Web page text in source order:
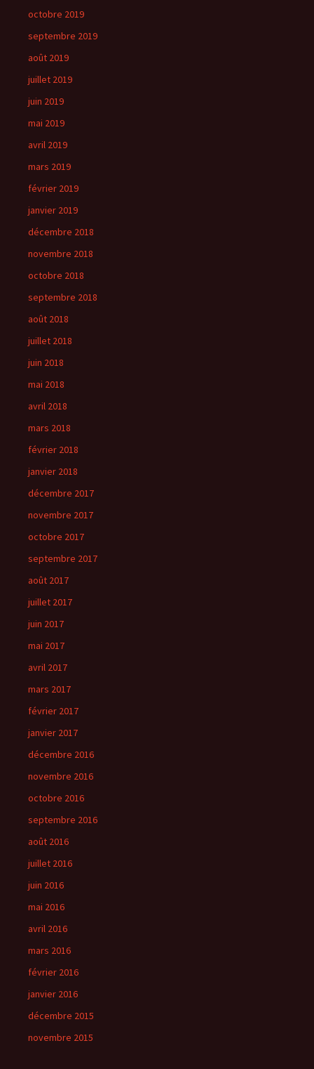
octobre 2019
septembre 2019
août 2019
juillet 2019
juin 2019
mai 2019
avril 2019
mars 2019
février 2019
janvier 2019
décembre 2018
novembre 2018
octobre 2018
septembre 2018
août 2018
juillet 2018
juin 2018
mai 2018
avril 2018
mars 2018
février 2018
janvier 2018
décembre 2017
novembre 2017
octobre 2017
septembre 2017
août 2017
juillet 2017
juin 2017
mai 2017
avril 2017
mars 2017
février 2017
janvier 2017
décembre 2016
novembre 2016
octobre 2016
septembre 2016
août 2016
juillet 2016
juin 2016
mai 2016
avril 2016
mars 2016
février 2016
janvier 2016
décembre 2015
novembre 2015